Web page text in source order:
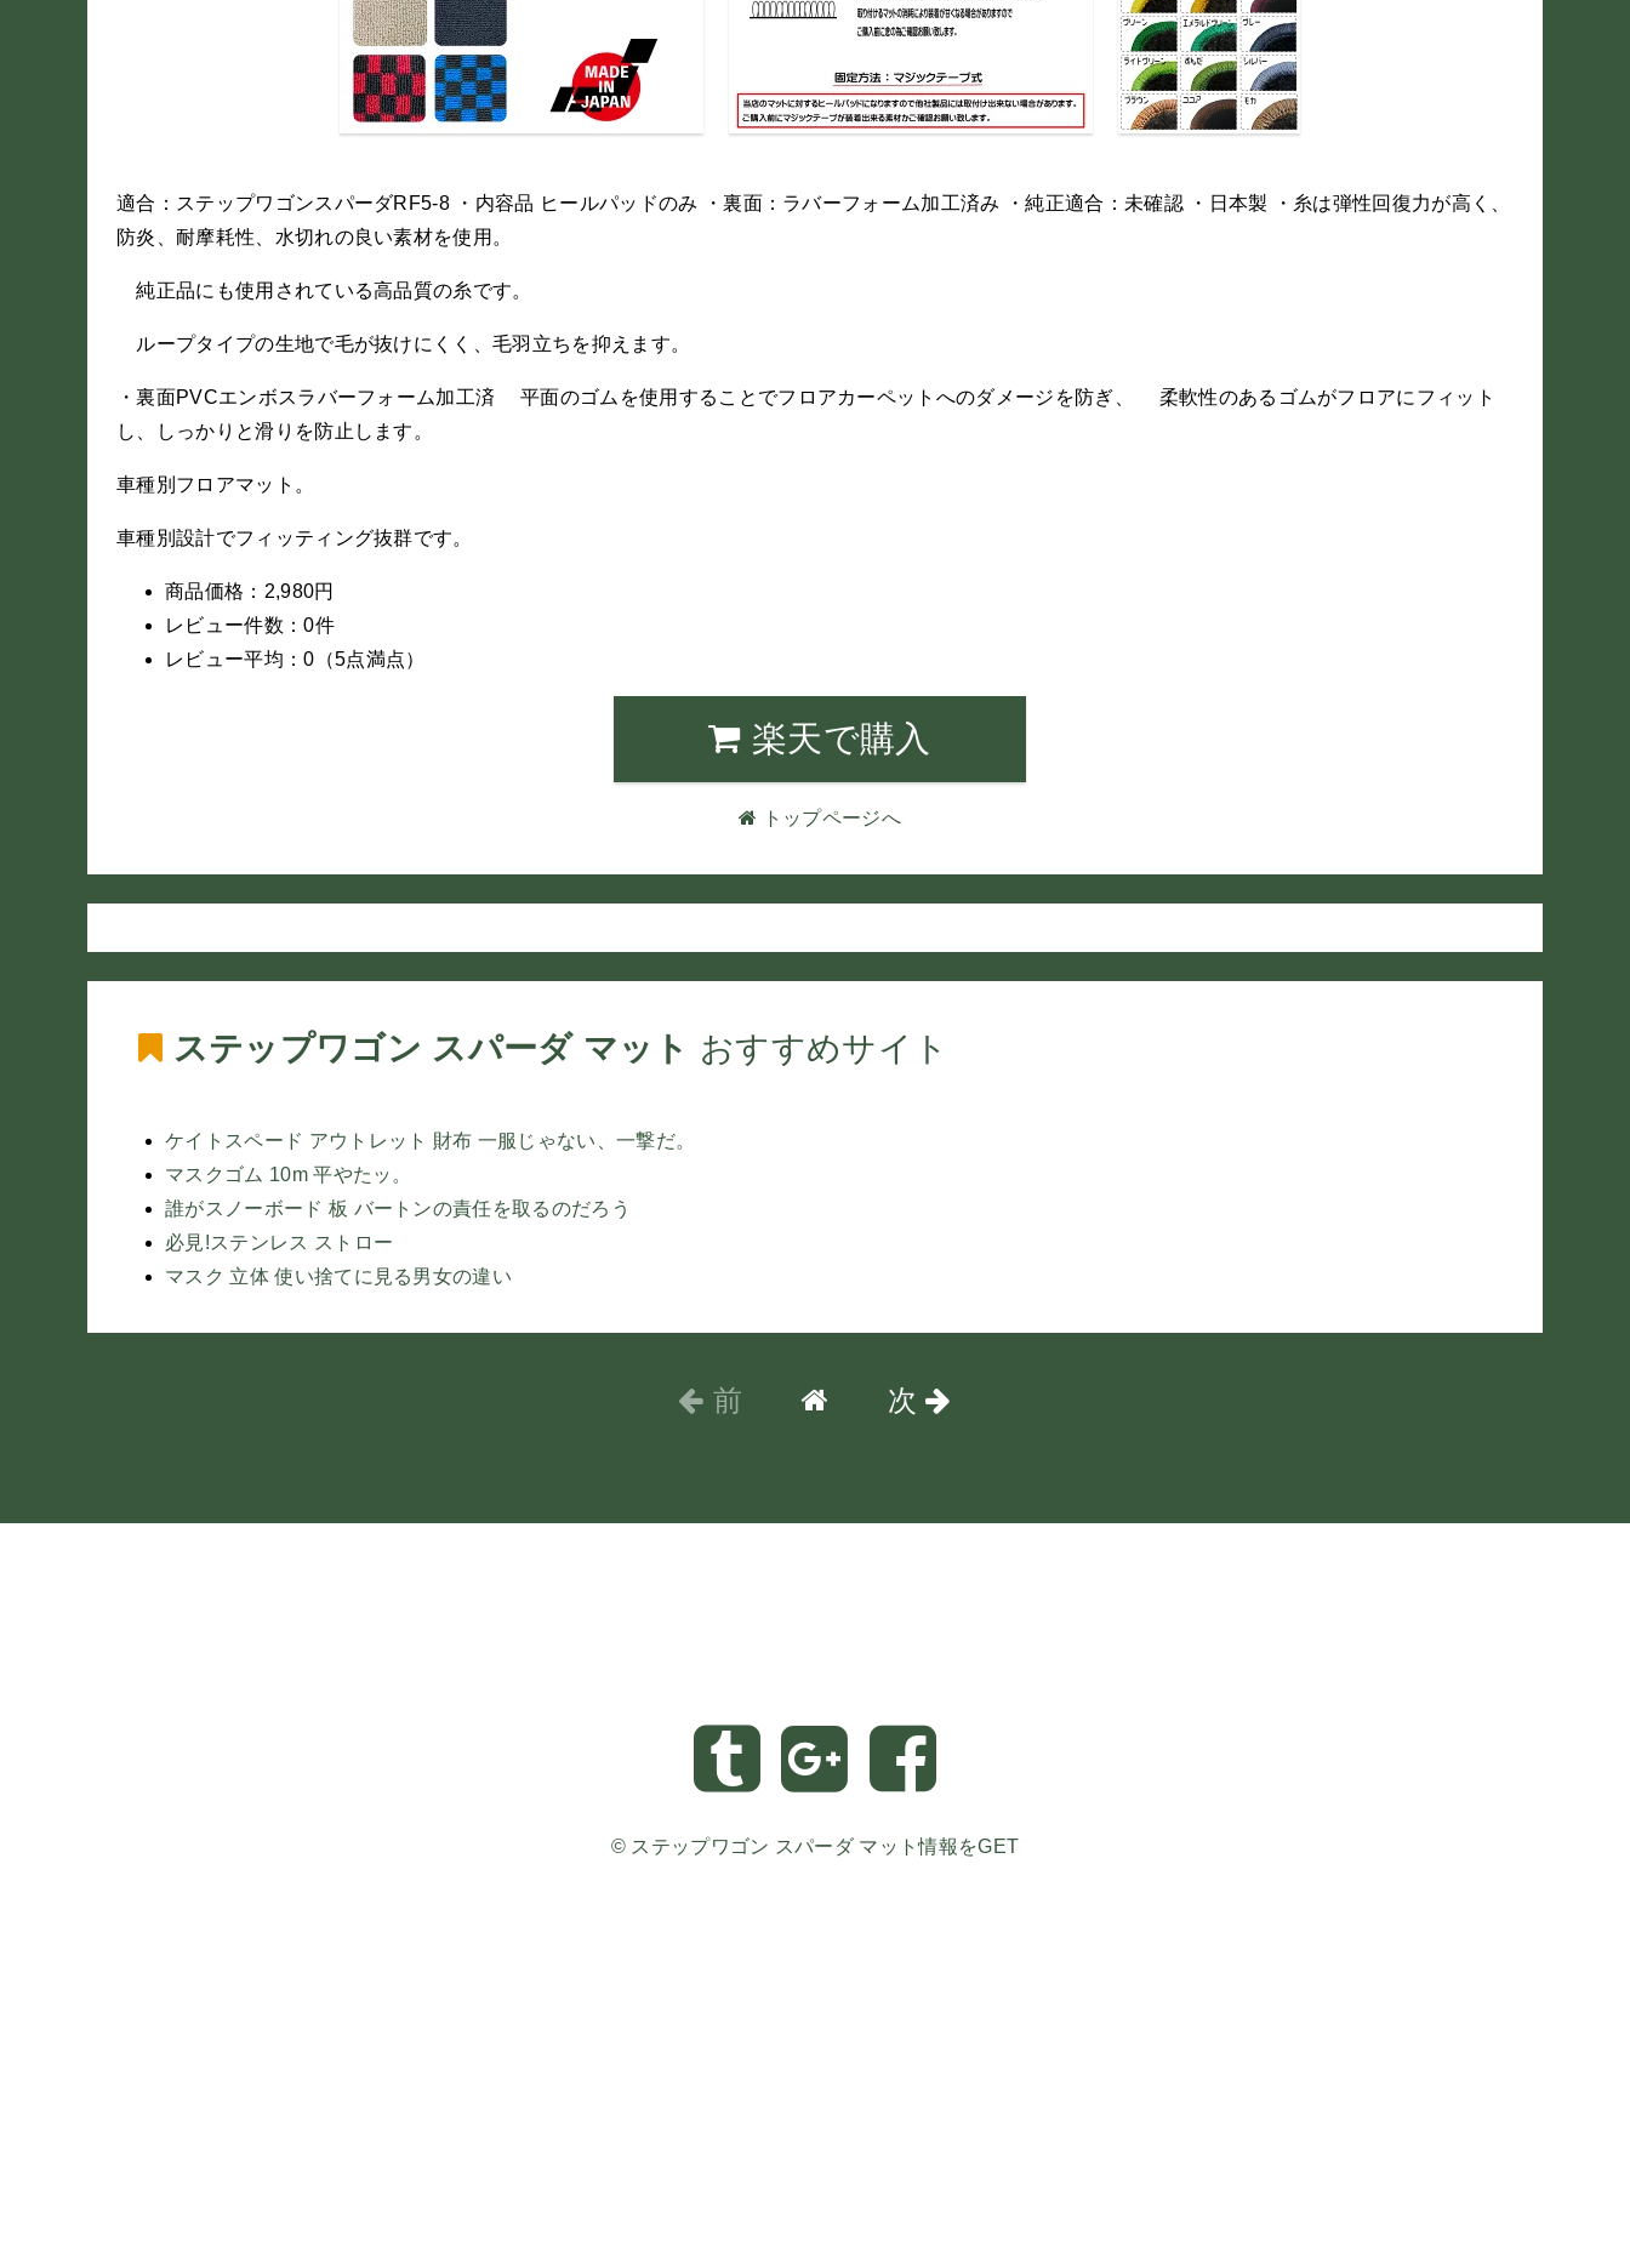
適合：ステップワゴンスパーダRF5-8 ・内容品 ヒールパッドのみ ・裏面：ラバーフォーム加工済み ・純正適合：未確認 ・日本製 ・糸は弾性回復力が高く、
防炎、耐摩耗性、水切れの良い素材を使用。
純正品にも使用されている高品質の糸です。
ループタイプの生地で毛が抜けにくく、毛羽立ちを抑えます。
・裏面PVCエンボスラバーフォーム加工済 平面のゴムを使用することでフロアカーペットへのダメージを防ぎ、 柔軟性のあるゴムがフロアにフィット
し、しっかりと滑りを防止します。
車種別フロアマット。
車種別設計でフィッティング抜群です。
商品価格：2,980円
レビュー件数：0件
レビュー平均：0（5点満点）
楽天で購入
トップページへ
ステップワゴン スパーダ マット おすすめサイト
ケイトスペード アウトレット 財布 一服じゃない、一撃だ。
マスクゴム 10m 平やたッ。
誰がスノーボード 板 バートンの責任を取るのだろう
必見!ステンレス ストロー
マスク 立体 使い捨てに見る男女の違い
前 次
© ステップワゴン スパーダ マット情報をGET